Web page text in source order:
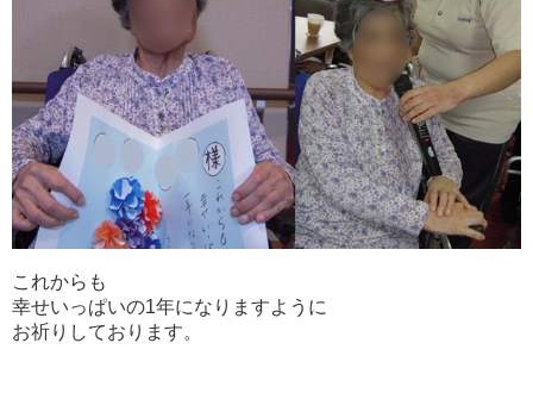
これからも
幸せいっぱいの1年になりますように
お祈りしております。